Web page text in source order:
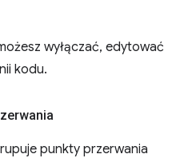
wyłączać, edytować
kodu.
punkty przerwania